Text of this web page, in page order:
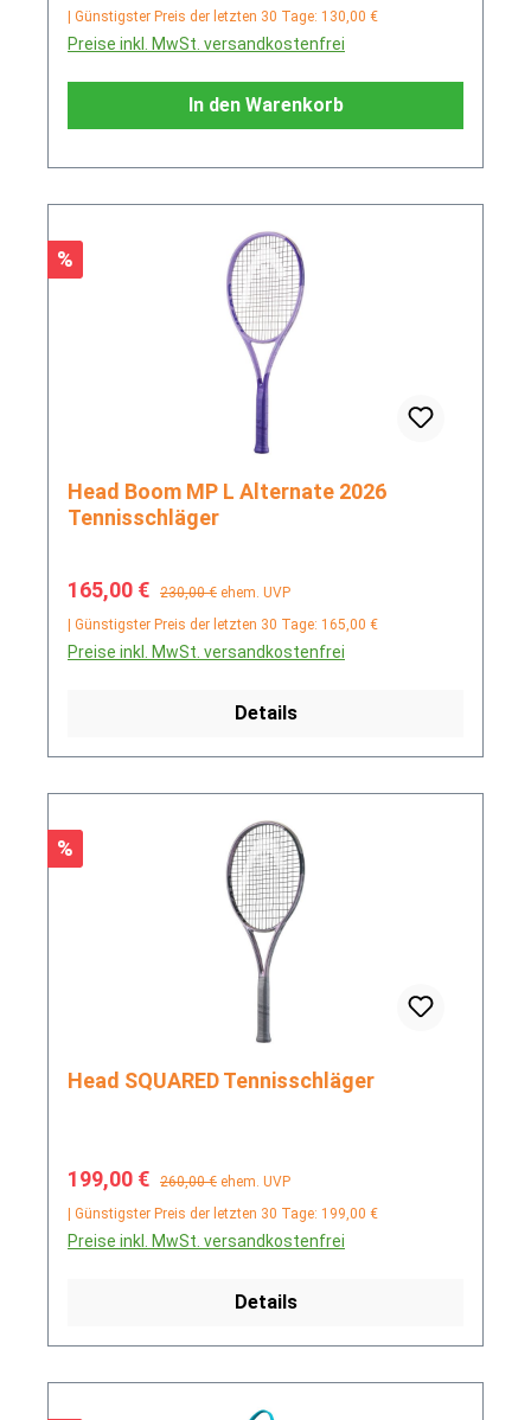
| Günstigster Preis der letzten 30 Tage: 130,00 €
Preise inkl. MwSt. versandkostenfrei
In den Warenkorb
Rabatt
%
Head Boom MP L Alternate 2026
Tennisschläger
Verkaufspreis:
165,00 € Regulärer Preis:
230,00 € ehem. UVP
| Günstigster Preis der letzten 30 Tage: 165,00 €
Preise inkl. MwSt. versandkostenfrei
Details
Rabatt
%
Head SQUARED Tennisschläger
Verkaufspreis:
199,00 € Regulärer Preis:
260,00 € ehem. UVP
| Günstigster Preis der letzten 30 Tage: 199,00 €
Preise inkl. MwSt. versandkostenfrei
Details